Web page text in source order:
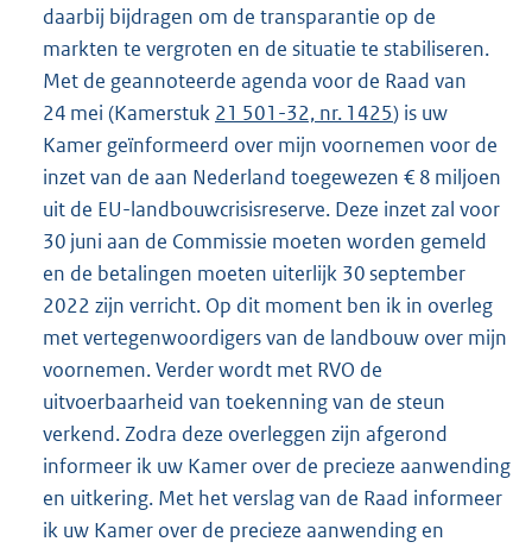
daarbij bijdragen om de transparantie op de
markten te vergroten en de situatie te stabiliseren.
Met de geannoteerde agenda voor de Raad van
24 mei (Kamerstuk 21 501-32, nr. 1425) is uw
Kamer geïnformeerd over mijn voornemen voor de
inzet van de aan Nederland toegewezen € 8 miljoen
uit de EU-landbouwcrisisreserve. Deze inzet zal voor
30 juni aan de Commissie moeten worden gemeld
en de betalingen moeten uiterlijk 30 september
2022 zijn verricht. Op dit moment ben ik in overleg
met vertegenwoordigers van de landbouw over mijn
voornemen. Verder wordt met RVO de
uitvoerbaarheid van toekenning van de steun
verkend. Zodra deze overleggen zijn afgerond
informeer ik uw Kamer over de precieze aanwending
en uitkering. Met het verslag van de Raad informeer
ik uw Kamer over de precieze aanwending en